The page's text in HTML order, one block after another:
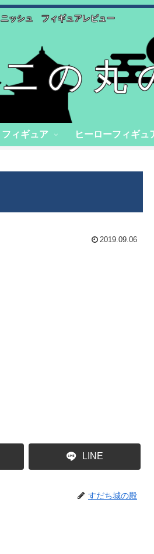
ッシュ フィギュアレビュー
の丸
フィギュア ヒーローフィギュ
2019.09.06
LINE
すだち城の殿